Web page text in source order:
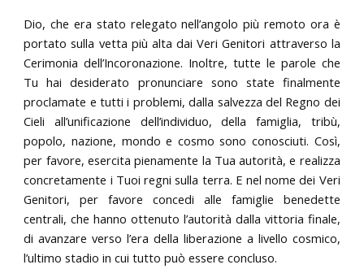
Dio, che era stato relegato nell’angolo più remoto ora è
portato sulla vetta più alta dai Veri Genitori attraverso la
Cerimonia dell’Incoronazione. Inoltre, tutte le parole che
Tu hai desiderato pronunciare sono state finalmente
proclamate e tutti i problemi, dalla salvezza del Regno dei
Cieli all’unificazione dell’individuo, della famiglia, tribù,
popolo, nazione, mondo e cosmo sono conosciuti. Così,
per favore, esercita pienamente la Tua autorità, e realizza
concretamente i Tuoi regni sulla terra. E nel nome dei Veri
Genitori, per favore concedi alle famiglie benedette
centrali, che hanno ottenuto l’autorità dalla vittoria finale,
di avanzare verso l’era della liberazione a livello cosmico,
l’ultimo stadio in cui tutto può essere concluso.